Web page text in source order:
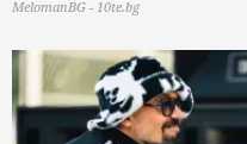
MelomanBG - 10te.bg